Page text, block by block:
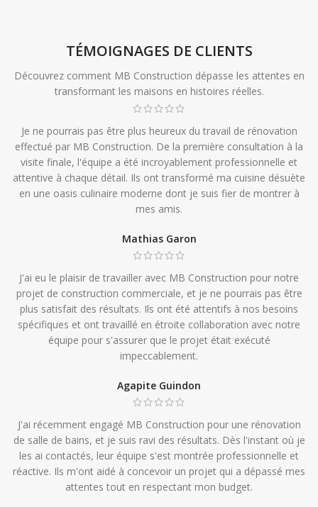
TÉMOIGNAGES DE CLIENTS
Découvrez comment MB Construction dépasse les attentes en
transformant les maisons en histoires réelles.
Je ne pourrais pas être plus heureux du travail de rénovation
effectué par MB Construction. De la première consultation à la
visite finale, l'équipe a été incroyablement professionnelle et
attentive à chaque détail. Ils ont transformé ma cuisine désuète
en une oasis culinaire moderne dont je suis fier de montrer à
mes amis.
Mathias Garon
J'ai eu le plaisir de travailler avec MB Construction pour notre
projet de construction commerciale, et je ne pourrais pas être
plus satisfait des résultats. Ils ont été attentifs à nos besoins
spécifiques et ont travaillé en étroite collaboration avec notre
équipe pour s'assurer que le projet était exécuté
impeccablement.
Agapite Guindon
J'ai récemment engagé MB Construction pour une rénovation
de salle de bains, et je suis ravi des résultats. Dès l'instant où je
les ai contactés, leur équipe s'est montrée professionnelle et
réactive. Ils m'ont aidé à concevoir un projet qui a dépassé mes
attentes tout en respectant mon budget.